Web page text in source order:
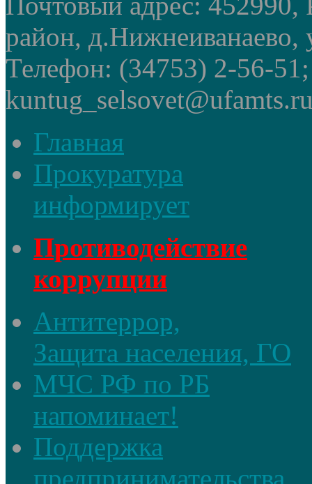
район, д.Нижнеиванаево,
Телефон: (34753) 2-56-
Главная
Прокуратура
информирует
Противодействие
коррупции
Антитеррор,
Защита населения, ГО
МЧС РФ по РБ
напоминает!
Поддержка
предпринимательства